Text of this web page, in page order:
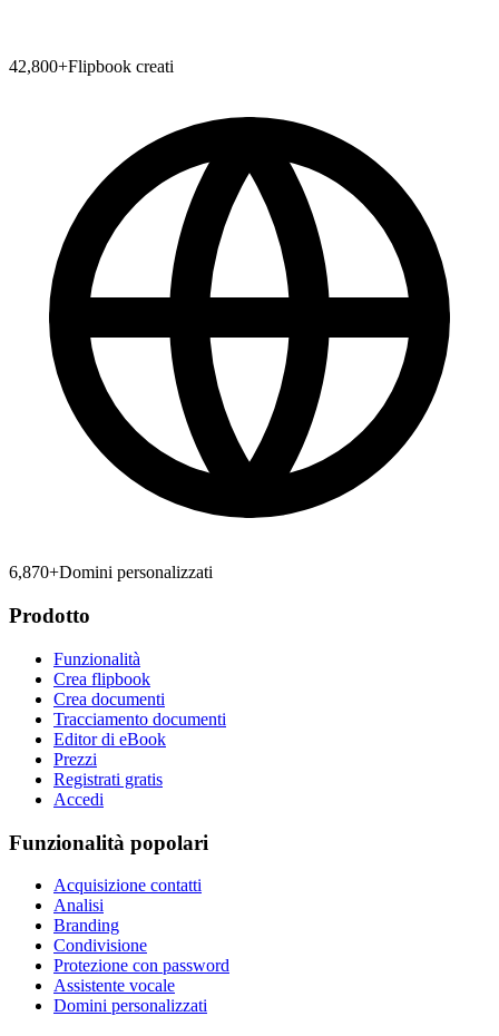
42,800+Flipbook creati
6,870+Domini personalizzati
Prodotto
Funzionalità
Crea flipbook
Crea documenti
Tracciamento documenti
Editor di eBook
Prezzi
Registrati gratis
Accedi
Funzionalità popolari
Acquisizione contatti
Analisi
Branding
Condivisione
Protezione con password
Assistente vocale
Domini personalizzati